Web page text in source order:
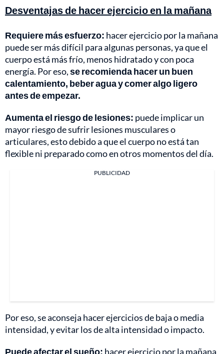
Desventajas de hacer ejercicio en la mañana
Requiere más esfuerzo: hacer ejercicio por la mañana
puede ser más difícil para algunas personas, ya que el
cuerpo está más frío, menos hidratado y con poca
energía. Por eso,se recomienda hacer un buen
calentamiento, beber agua y comer algo ligero
antes de empezar.
Aumenta el riesgo de lesiones: puede implicar un
mayor riesgo de sufrir lesiones musculares o
articulares, esto debido a que el cuerpo no está tan
flexible ni preparado como en otros momentos del día.
PUBLICIDAD
Por eso, se aconseja hacer ejercicios de baja o media
intensidad, y evitar los de alta intensidad o impacto.
Puede afectar el sueño: hacer ejercicio por la mañana